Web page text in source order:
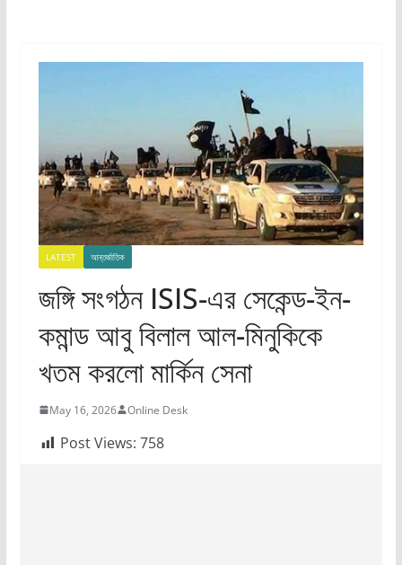
LATEST আন্তর্জাতিক
জঙ্গি সংগঠন ISIS-এর সেকেন্ড-ইন-
কমান্ড আবু বিলাল আল-মিনুকিকে
খতম করলো মার্কিন সেনা
May 16, 2026 Online Desk
Post Views: 758